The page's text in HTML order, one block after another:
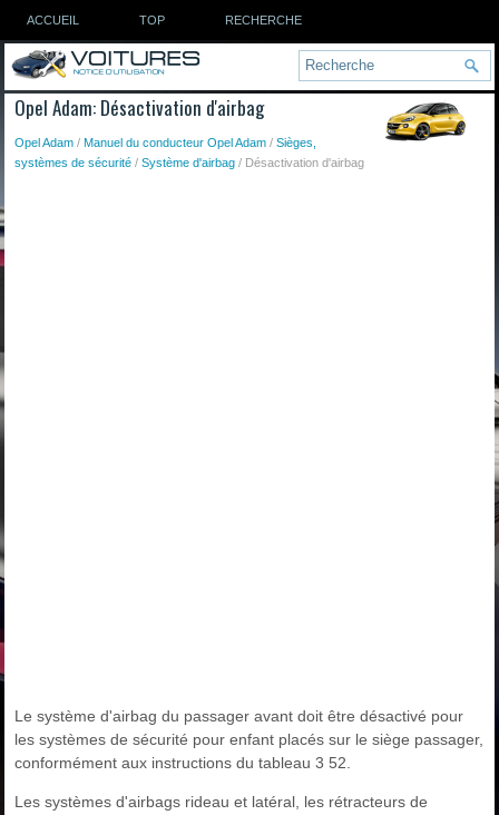
ACCUEIL TOP RECHERCHE
Opel Adam: Désactivation d'airbag
Opel Adam /Manuel du conducteur Opel Adam /Sièges,
systèmes de sécurité /Système d'airbag / Désactivation d'airbag
Le système d'airbag du passager avant doit être désactivé pour
les systèmes de sécurité pour enfant placés sur le siège passager,
conformément aux instructions du tableau 3 52.
Les systèmes d'airbags rideau et latéral, les rétracteurs de